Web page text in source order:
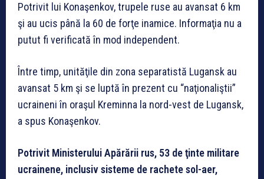
Potrivit lui Konaşenkov, trupele ruse au avansat 6 km
şi au ucis până la 60 de forţe inamice. Informaţia nu a
putut fi verificată în mod independent.
Între timp, unităţile din zona separatistă Lugansk au
avansat 5 km şi se luptă în prezent cu “naţionaliştii”
ucraineni în oraşul Kreminna la nord-vest de Lugansk,
a spus Konaşenkov.
Potrivit Ministerului Apărării rus, 53 de ţinte militare
ucrainene, inclusiv sisteme de rachete sol-aer,